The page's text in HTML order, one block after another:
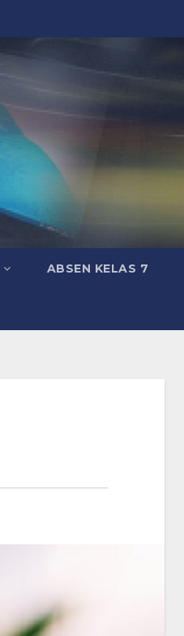
ABSEN KELAS 7